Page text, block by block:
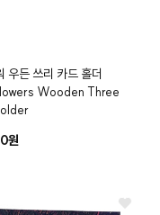
우든 쓰리 카드 홀더
Wooden Three
원